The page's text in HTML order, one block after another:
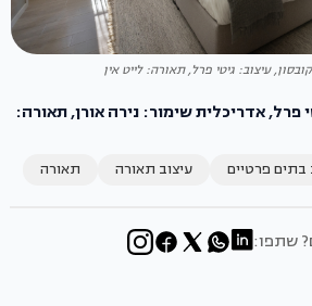
עיצוב: גיטי פרל, תאורה: לייט אין
פרל, אדריכלית שימור: נירה אורן, תאורה:
בתים פרטיים עיצוב תאורה תאורה
שתפו: